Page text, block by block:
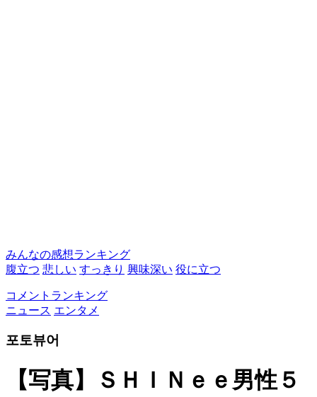
みんなの感想ランキング
腹立つ 悲しい すっきり 興味深い 役に立つ
コメントランキング
ニュース エンタメ
포토뷰어
【写真】ＳＨＩＮｅｅ男性５